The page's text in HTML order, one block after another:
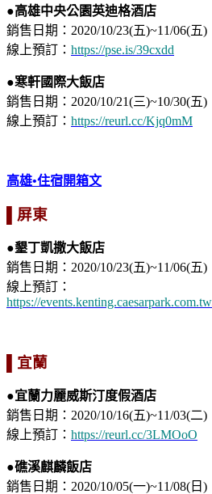
●高雄中央公園英迪格酒店
銷售日期：2020/10/23(五)~11/06(五)
線上預訂： https://pse.is/39cxdd
●寒軒國際大飯店
銷售日期：2020/10/21(三)~10/30(五)
線上預訂： https://reurl.cc/Kjq0mM
高雄•住宿開箱文
▌屏東
●墾丁凱撒大飯店
銷售日期：2020/10/23(五)~11/06(五)
線上預訂：
https://
▌宜蘭
●宜蘭力麗威斯汀度假酒店
銷售日期：2020/10/16(五)~11/03(二)
線上預訂： https://reurl.cc/3LMOoO
●礁溪麒麟飯店
銷售日期：2020/10/05(一)~11/08(日)